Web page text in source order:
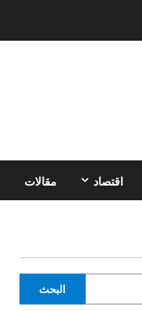
اقتصاد مقالات
البحث